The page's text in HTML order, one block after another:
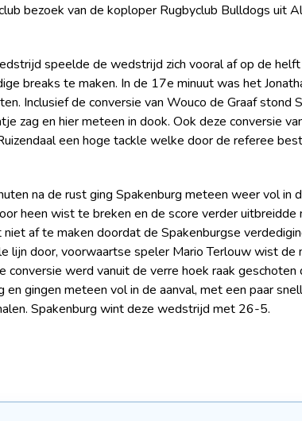
bezoek van de koploper Rugbyclub Bulldogs
speelde de wedstrijd zich vooral af op de
breaks te maken. In de 17e minuut was het
Inclusief de conversie van Wouco de Graaf
zag en hier meteen in dook. Ook deze conversie
een hoge tackle welke door de referee
na de rust ging Spakenburg meteen weer vol
heen wist te breken en de score verder
af te maken doordat de Spakenburgse
lijn door, voorwaartse speler Mario Terlouw wist
conversie werd vanuit de verre hoek raak
en gingen meteen vol in de aanval, met een paar
Spakenburg wint deze wedstrijd met 26-5.